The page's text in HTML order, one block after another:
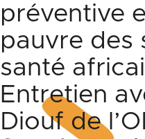
préventive
pauvre des
santé
Entretien
Diouf de